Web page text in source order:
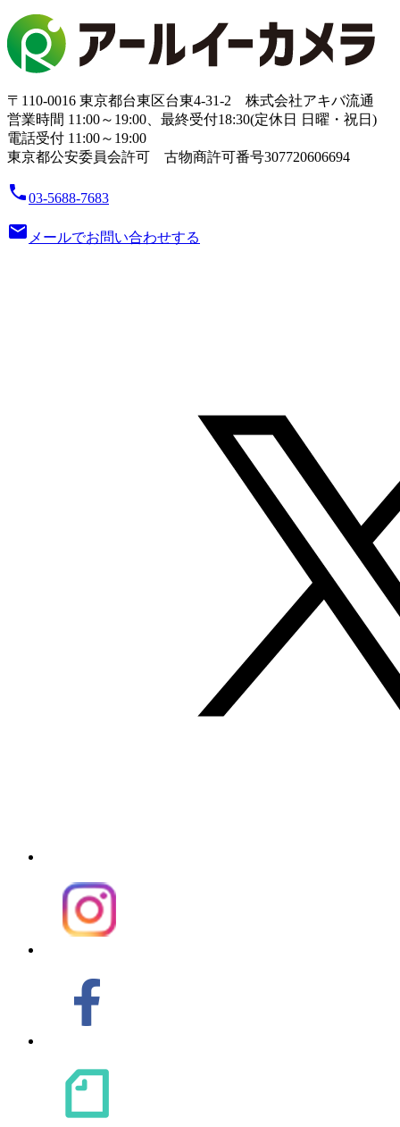
〒110-0016 東京都台東区台東4-31-2 株式会社アキバ流通
営業時間 11:00～19:00、最終受付18:30(定休日 日曜・祝日)
電話受付 11:00～19:00
東京都公安委員会許可 古物商許可番号307720606694
local_phone03-5688-7683
email メールでお問い合わせする